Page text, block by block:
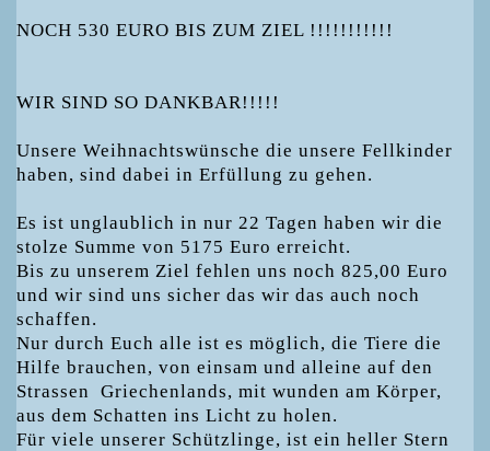
NOCH 530 EURO BIS ZUM ZIEL !!!!!!!!!!!
WIR SIND SO DANKBAR!!!!!
Unsere Weihnachtswünsche die unsere Fellkinder
haben, sind dabei in Erfüllung zu gehen.
Es ist unglaublich in nur 22 Tagen haben wir die
stolze Summe von 5175 Euro erreicht.
Bis zu unserem Ziel fehlen uns noch 825,00 Euro
und wir sind uns sicher das wir das auch noch
schaffen.
Nur durch Euch alle ist es möglich, die Tiere die
Hilfe brauchen, von einsam und alleine auf den
Strassen Griechenlands, mit wunden am Körper,
aus dem Schatten ins Licht zu holen.
Für viele unserer Schützlinge, ist ein heller Stern